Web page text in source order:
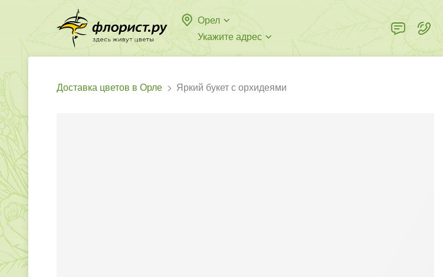
Орел
Укажите адрес
Доставка цветов в Орле Яркий букет с орхидеями